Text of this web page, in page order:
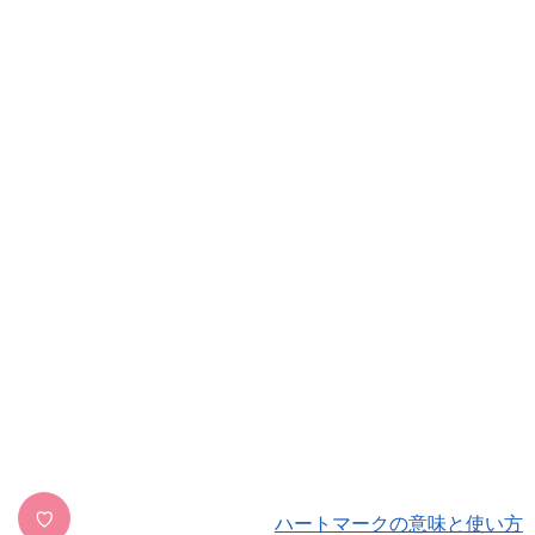
♡ ハートマークの意味と使い方